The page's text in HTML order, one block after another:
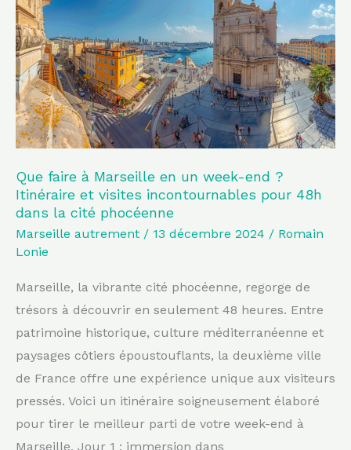
Que faire à Marseille en un week-end ?
Itinéraire et visites incontournables pour 48h
dans la cité phocéenne
Marseille autrement / 13 décembre 2024 / Romain
Lonie
Marseille, la vibrante cité phocéenne, regorge de
trésors à découvrir en seulement 48 heures. Entre
patrimoine historique, culture méditerranéenne et
paysages côtiers époustouflants, la deuxième ville
de France offre une expérience unique aux visiteurs
pressés. Voici un itinéraire soigneusement élaboré
pour tirer le meilleur parti de votre week-end à
Marseille. Jour 1 : immersion dans
Marseille
en
un
week-
end
?
Itinéraire
et
visites
incontournables
pour
dans
la
cité
phocéenne